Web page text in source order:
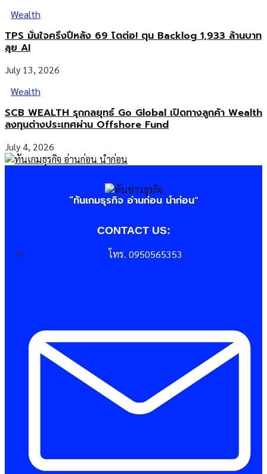
Wealth
TPS มั่นใจครึ่งปีหลัง 69 โตต่อ! ตุน Backlog 1,933 ล้านบาท
ลุย AI
July 13, 2026
Wealth
SCB WEALTH รุกกลยุทธ์ Go Global เปิดทางลูกค้า Wealth
ลงทุนต่างประเทศผ่าน Offshore Fund
July 4, 2026
“ทันเกมธุรกิจ อ่านก่อน นำก่อน"
CONTACT US:
โทร. 0950565353